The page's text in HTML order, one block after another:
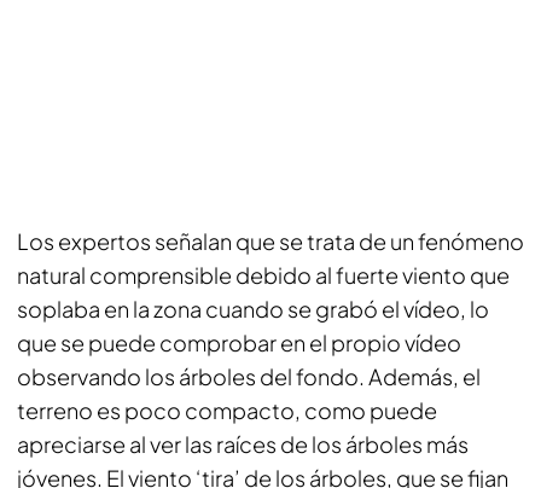
Los expertos señalan que se trata de un fenómeno
natural comprensible debido al fuerte viento que
soplaba en la zona cuando se grabó el vídeo, lo
que se puede comprobar en el propio vídeo
observando los árboles del fondo. Además, el
terreno es poco compacto, como puede
apreciarse al ver las raíces de los árboles más
jóvenes. El viento ‘tira’ de los árboles, que se fijan